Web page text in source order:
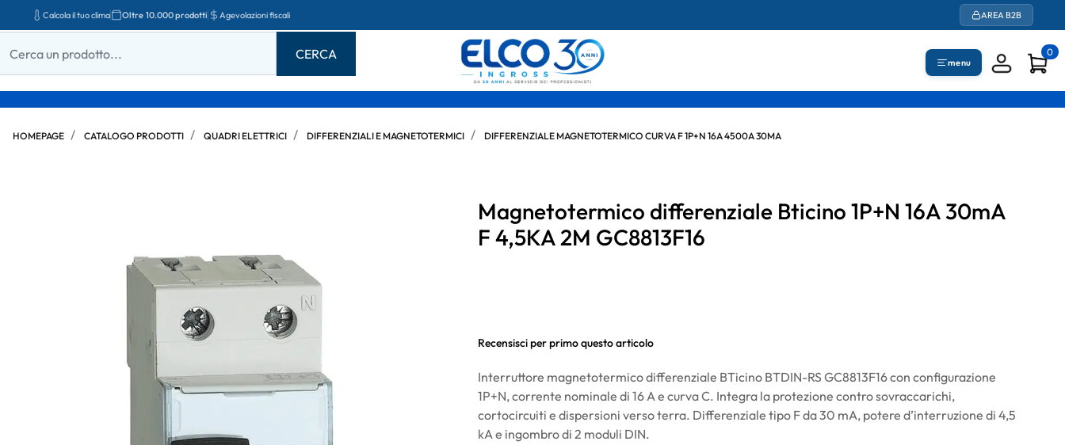
Calcola il tuo clima Oltre 10.000 prodotti Agevolazioni fiscali AREA B2B
menu
0
HOMEPAGE CATALOGO PRODOTTI QUADRI ELETTRICI DIFFERENZIALI E MAGNETOTERMICI DIFFERENZIALE MAGNETOTERMICO CURVA F 1P+N 16A 4500A 30MA
Magnetotermico differenziale Bticino 1P+N 16A 30mA
F 4,5KA 2M GC8813F16
Recensisci per primo questo articolo
Interruttore magnetotermico differenziale BTicino BTDIN-RS GC8813F16 con configurazione
1P+N, corrente nominale di 16 A e curva C. Integra la protezione contro sovraccarichi,
cortocircuiti e dispersioni verso terra. Differenziale tipo F da 30 mA, potere d’interruzione di 4,5
kA e ingombro di 2 moduli DIN.